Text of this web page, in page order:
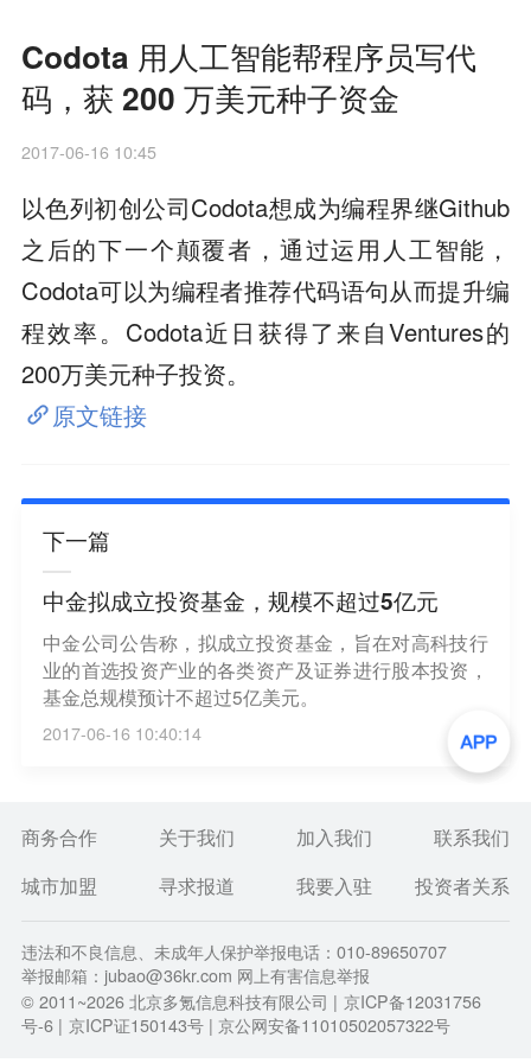
Codota 用人工智能帮程序员写代
码，获 200 万美元种子资金
2017-06-16 10:45
以色列初创公司Codota想成为编程界继Github
之后的下一个颠覆者，通过运用人工智能，
Codota可以为编程者推荐代码语句从而提升编
程效率。Codota近日获得了来自Ventures的
200万美元种子投资。
原文链接
下一篇
中金拟成立投资基金，规模不超过5亿元
中金公司公告称，拟成立投资基金，旨在对高科技行
业的首选投资产业的各类资产及证券进行股本投资，
基金总规模预计不超过5亿美元。
2017-06-16 10:40:14
商务合作 关于我们 加入我们
联系我们
城市加盟
寻求报道 我要入驻 投资者关系
违法和不良信息、未成年人保护举报电话：010-89650707
举报邮箱：jubao@36kr.com 网上有害信息举报
© 2011~2026北京多氪信息科技有限公司 | 京ICP备12031756
号-6 | 京ICP证150143号 | 京公网安备11010502057322号